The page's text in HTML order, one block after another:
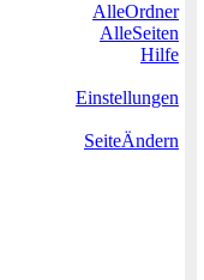
AlleOrdner
AlleSeiten
Hilfe
Einstellungen
SeiteÄndern